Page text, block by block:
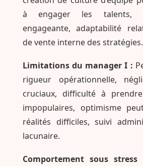
à engager les talents,
engageante, adaptabilité
de vente interne des stratégies.
Limitations du manager I :
rigueur opérationnelle,
cruciaux, difficulté à
impopulaires, optimisme
réalités difficiles, suivi
lacunaire.
Comportement sous stress